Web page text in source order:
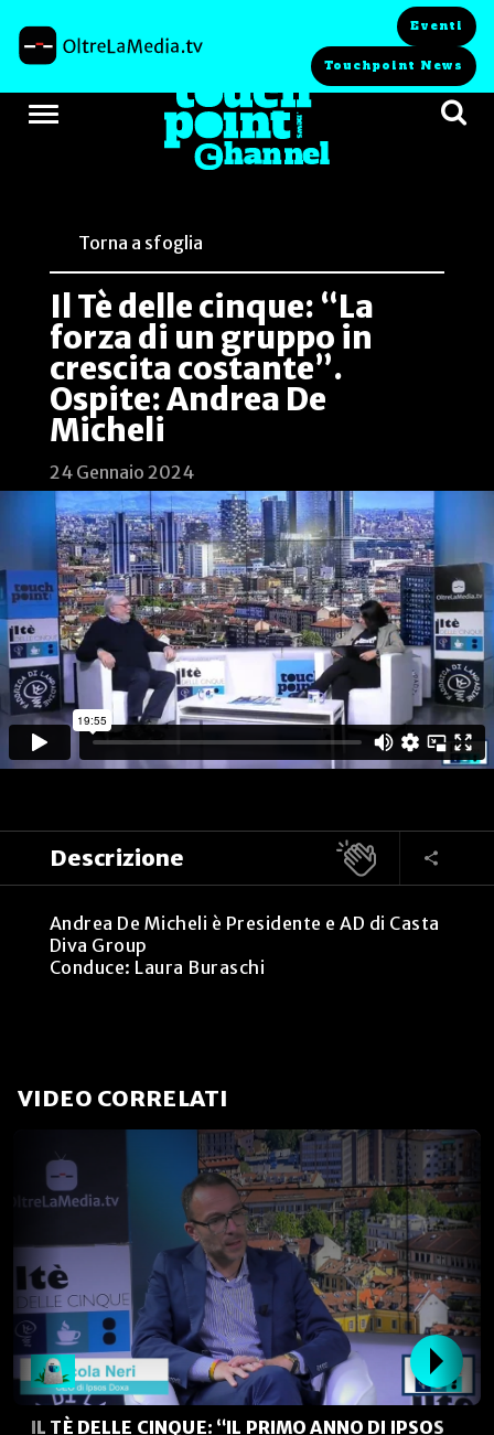
Eventi
Touchpoint News
Torna a sfoglia
Il Tè delle cinque: “La
forza di un gruppo in
crescita costante”.
Ospite: Andrea De
Micheli
24 Gennaio 2024
Descrizione
Andrea De Micheli è Presidente e AD di Casta
Diva Group
Conduce: Laura Buraschi
VIDEO CORRELATI
IL TÈ DELLE CINQUE: “IL PRIMO ANNO DI IPSOS